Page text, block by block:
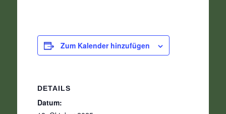
Zum Kalender hinzufügen
DETAILS
Datum: